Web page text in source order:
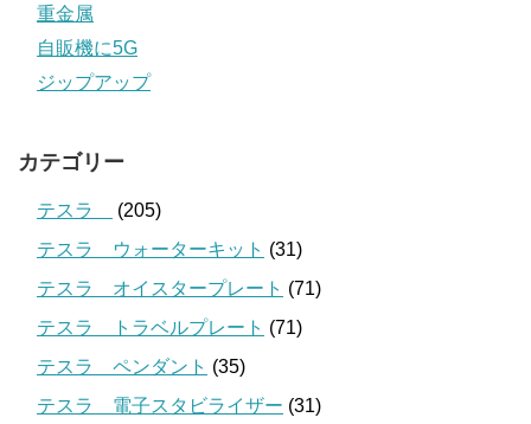
重金属
自販機に5G
ジップアップ
カテゴリー
テスラ
(205)
テスラ ウォーターキット (31)
テスラ オイスタープレート (71)
テスラ トラベルプレート (71)
テスラ ペンダント (35)
テスラ 電子スタビライザー (31)